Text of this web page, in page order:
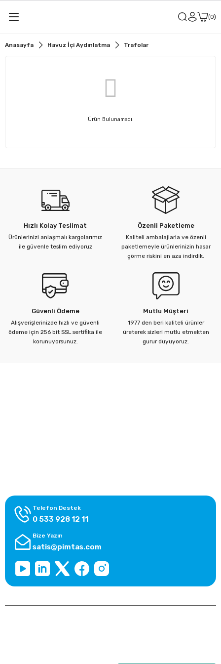
0
Anasayfa Havuz İçi Aydınlatma Trafolar
Ürün Bulunamadı.
Hızlı Kolay Teslimat
Ürünlerinizi anlaşmalı kargolarımız
ile güvenle teslim ediyoruz
Özenli Paketleme
Kaliteli ambalajlarla ve özenli
paketlemeyle ürünlerinizin hasar
görme riskini en aza indirdik.
Güvenli Ödeme
Alışverişlerinizde hızlı ve güvenli
ödeme için 256 bit SSL sertifika ile
korunuyorsunuz.
Mutlu Müşteri
1977 den beri kaliteli ürünler
üreterek sizleri mutlu etmekten
gurur duyuyoruz.
Telefon Destek
0 533 928 12 11
Bize Yazın
satis@pimtas.com